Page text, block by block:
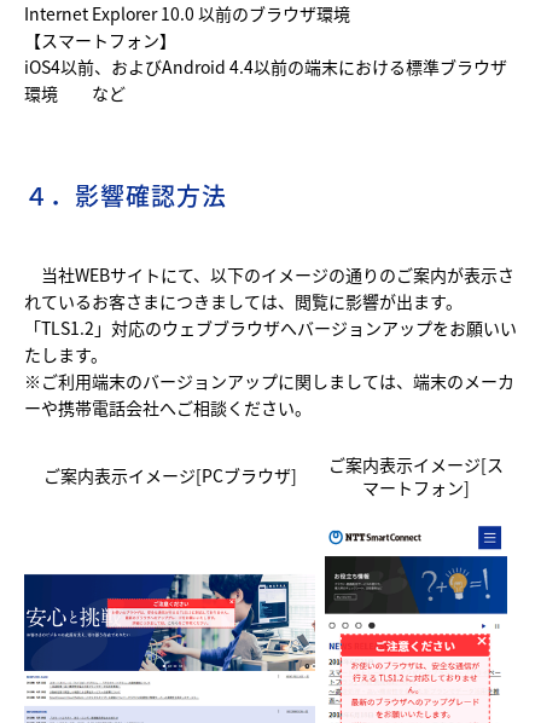
Internet Explorer 10.0 以前のブラウザ環境
【スマートフォン】
iOS4以前、およびAndroid 4.4以前の端末における標準ブラウザ
環境 など
４．影響確認方法
当社WEBサイトにて、以下のイメージの通りのご案内が表示さ
れているお客さまにつきましては、閲覧に影響が出ます。
「TLS1.2」対応のウェブブラウザへバージョンアップをお願いい
たします。
※ご利用端末のバージョンアップに関しましては、端末のメーカ
ーや携帯電話会社へご相談ください。
ご案内表示イメージ[PCブラウザ]
ご案内表示イメージ[ス
マートフォン]